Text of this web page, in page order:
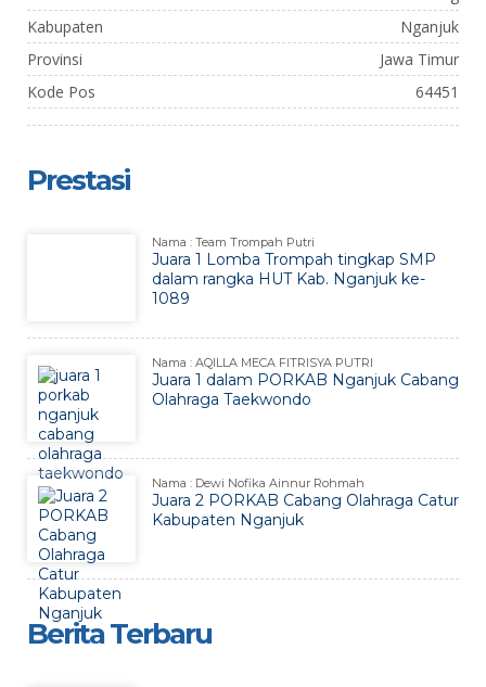
Kabupaten
Nganjuk
Provinsi
Jawa Timur
Kode Pos
64451
Prestasi
Nama : Team Trompah Putri
Juara 1 Lomba Trompah tingkap SMP
dalam rangka HUT Kab. Nganjuk ke-
1089
Nama : AQILLA MECA FITRISYA PUTRI
Juara 1 dalam PORKAB Nganjuk Cabang
Olahraga Taekwondo
Nama : Dewi Nofika Ainnur Rohmah
Juara 2 PORKAB Cabang Olahraga Catur
Kabupaten Nganjuk
Berita Terbaru